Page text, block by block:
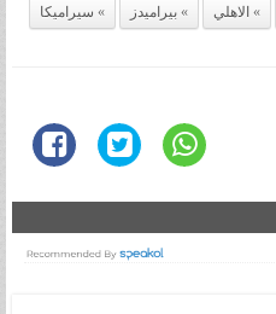
الاهلي بيراميدز
سيراميكا